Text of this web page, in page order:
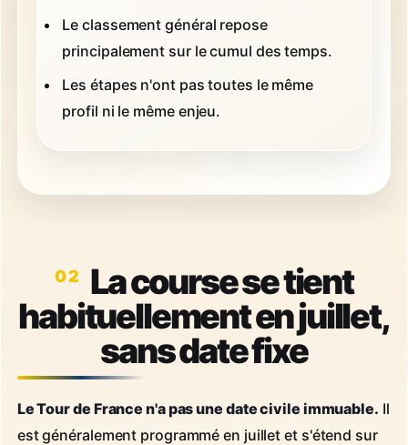
Le classement général repose
principalement sur le cumul des temps.
Les étapes n'ont pas toutes le même
profil ni le même enjeu.
La course se tient
habituellement en juillet,
sans date fixe
Le Tour de France n'a pas une date civile immuable. Il
est généralement programmé en juillet et s'étend sur